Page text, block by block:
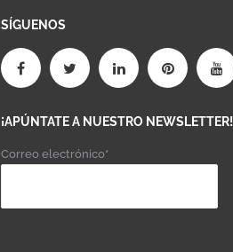
SÍGUENOS
¡APÚNTATE A NUESTRO NEWSLETTER!
Correo electrónico*